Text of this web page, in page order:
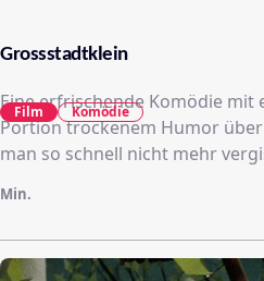
Grossstadtklein
Eine erfrischende Komödie mit
Portion trockenem Humor über
man so schnell nicht mehr
Min.
Film Komödie